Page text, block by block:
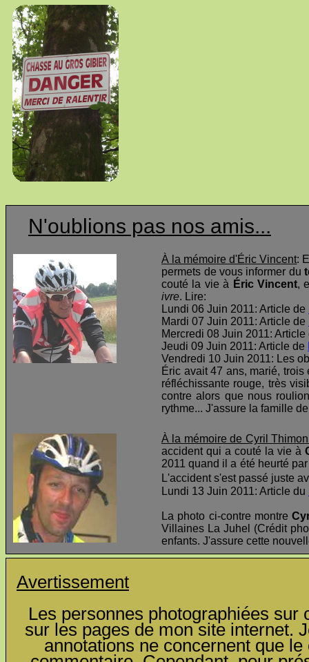
N'oublions pas nos amis...
À la mémoire d'Éric Vincent:
permets de vous informer du
couté la vie à Éric Vincent,
ivre. Lire:
Lundi 06 Juin 2011: Article de
Mardi 07 Juin 2011: Article de
Mercredi 08 Juin 2011:
Jeudi 09 Juin 2011: Article de
Vendredi 10 Juin 2011: Les
Éric avait 47 ans, marié,
réfléchissante rouge, très
contre alors que nous
rythme... J'assure la famille
À la mémoire de Cyril
accident qui a couté la vie à
2011 quand il a été heurté
L'accident s'est passé juste
Lundi 13 Juin 2011: Article du
La photo ci-contre montre
Villaines La Juhel (Crédit
enfants. J'assure cette
Avertissement
Les personnes photographiées
sur les pages de mon site internet.
annotations ne concernent que